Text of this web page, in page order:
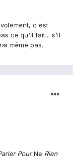
c'est
ce qu'il fait... s'il
même pas.
PourNe Rien